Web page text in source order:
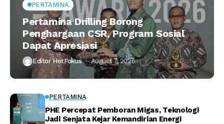
PERTAMINA
Pertamina Drilling Borong
Penghargaan CSR, Program Sosial
Dapat Apresiasi
Editor HotFokus August 7, 2026
PERTAMINA
PHE Percepat Pemboran Migas, Teknologi
Jadi Senjata Kejar Kemandirian Energi